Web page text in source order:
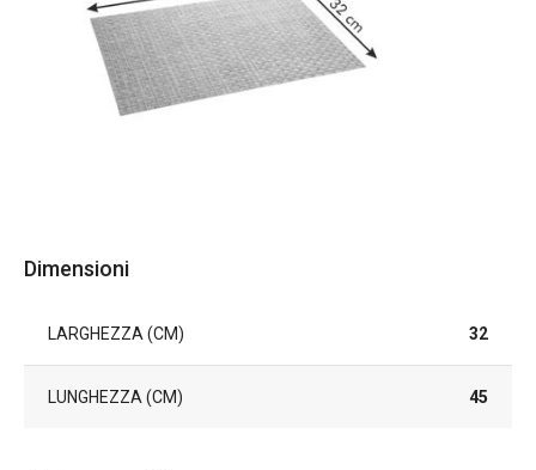
Dimensioni
LARGHEZZA (CM) 32
LUNGHEZZA (CM) 45